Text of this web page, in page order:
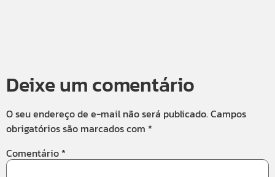
Deixe um comentário
O seu endereço de e-mail não será publicado.Campos
obrigatórios são marcados com *
Comentário *